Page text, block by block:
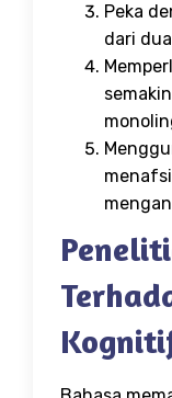
Peka
dari